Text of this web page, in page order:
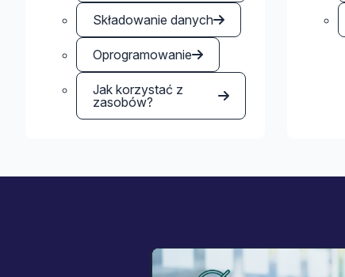
Składowanie danych
Oprogramowanie
Jak korzystać z
zasobów?